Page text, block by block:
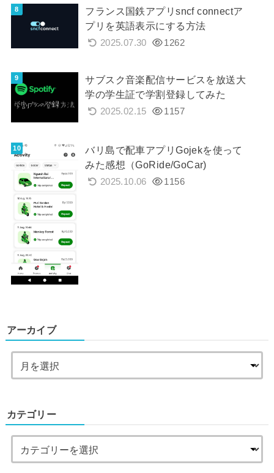
フランス国鉄アプリsncf connectア
プリを英語表示にする方法
2025.07.30 1262
サブスク音楽配信サービスを放送大
学の学生証で学割登録してみた
2025.02.15 1157
バリ島で配車アプリGojekを使って
みた感想（GoRide/GoCar)
2025.10.06 1156
アーカイブ
カテゴリー